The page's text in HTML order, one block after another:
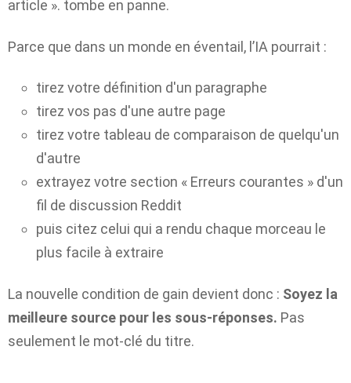
article ». tombe en panne.
Parce que dans un monde en éventail, l’IA pourrait :
tirez votre définition d'un paragraphe
tirez vos pas d'une autre page
tirez votre tableau de comparaison de quelqu'un
d'autre
extrayez votre section « Erreurs courantes » d'un
fil de discussion Reddit
puis citez celui qui a rendu chaque morceau le
plus facile à extraire
La nouvelle condition de gain devient donc : Soyez la
meilleure source pour les sous-réponses. Pas
seulement le mot-clé du titre.